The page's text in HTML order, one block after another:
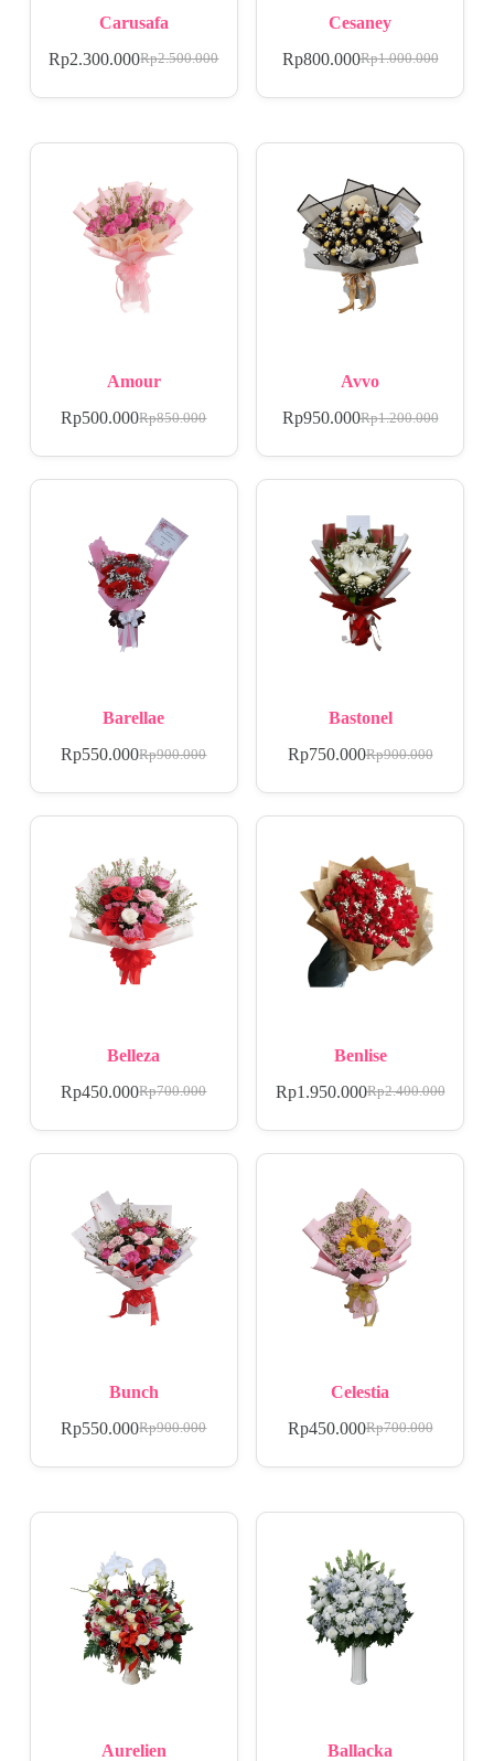
Carusafa
Rp2.500.000
Rp2.300.000
Cesaney
Rp1.000.000
Rp800.000
Amour
Rp850.000
Rp500.000
Avvo
Rp1.200.000
Rp950.000
Barellae
Rp900.000
Rp550.000
Bastonel
Rp900.000
Rp750.000
Belleza
Rp700.000
Rp450.000
Benlise
Rp2.400.000
Rp1.950.000
Bunch
Rp900.000
Rp550.000
Celestia
Rp700.000
Rp450.000
Aurelien Ballacka